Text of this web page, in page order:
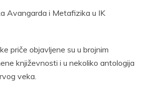
Avangarda i Metafizika u IK
priče objavljene su u brojnim
književnosti i u nekoliko antologija
veka.